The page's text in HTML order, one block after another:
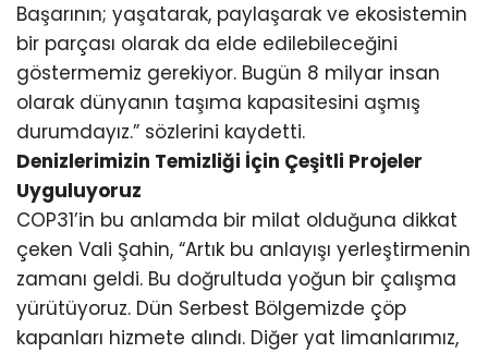
Başarının; yaşatarak, paylaşarak ve ekosistemin
bir parçası olarak da elde edilebileceğini
göstermemiz gerekiyor. Bugün 8 milyar insan
olarak dünyanın taşıma kapasitesini aşmış
durumdayız.” sözlerini kaydetti.
Denizlerimizin Temizliği İçin Çeşitli Projeler
Uyguluyoruz
COP31’in bu anlamda bir milat olduğuna dikkat
çeken Vali Şahin, “Artık bu anlayışı yerleştirmenin
zamanı geldi. Bu doğrultuda yoğun bir çalışma
yürütüyoruz. Dün Serbest Bölgemizde çöp
kapanları hizmete alındı. Diğer yat limanlarımız,